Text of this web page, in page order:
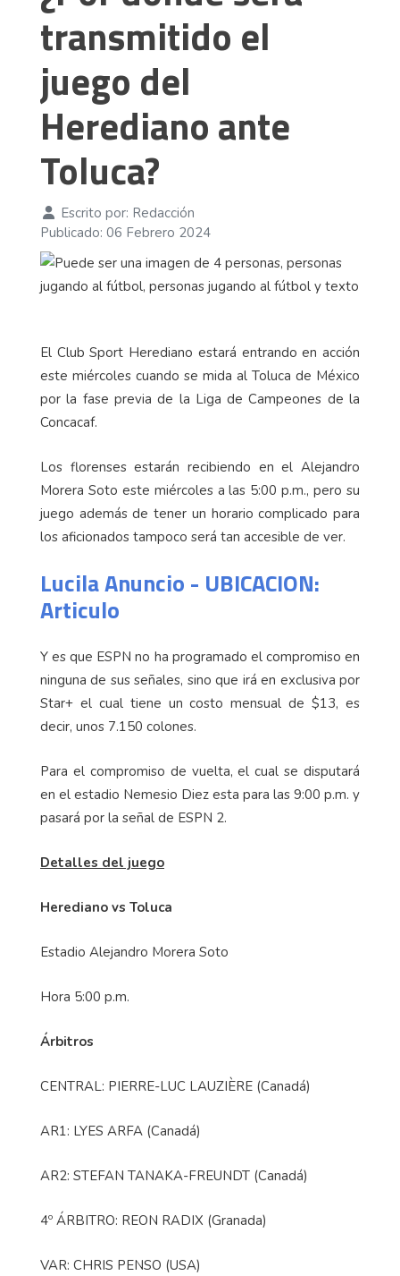
transmitido el
juego del
Herediano ante
Toluca?
Escrito por: Redacción
Publicado: 06 Febrero 2024
El Club Sport Herediano estará entrando en acción
este miércoles cuando se mida al Toluca de México
por la fase previa de la Liga de Campeones de la
Concacaf.
Los florenses estarán recibiendo en el Alejandro
Morera Soto este miércoles a las 5:00 p.m., pero su
juego además de tener un horario complicado para
los aficionados tampoco será tan accesible de ver.
Lucila Anuncio - UBICACION:
Articulo
Y es que ESPN no ha programado el compromiso en
ninguna de sus señales, sino que irá en exclusiva por
Star+ el cual tiene un costo mensual de $13, es
decir, unos 7.150 colones.
Para el compromiso de vuelta, el cual se disputará
en el estadio Nemesio Diez esta para las 9:00 p.m. y
pasará por la señal de ESPN 2.
Detalles del juego
Herediano vs Toluca
Estadio Alejandro Morera Soto
Hora 5:00 p.m.
Árbitros
CENTRAL: PIERRE-LUC LAUZIÈRE (Canadá)
AR1: LYES ARFA (Canadá)
AR2: STEFAN TANAKA-FREUNDT (Canadá)
4º ÁRBITRO: REON RADIX (Granada)
VAR: CHRIS PENSO (USA)